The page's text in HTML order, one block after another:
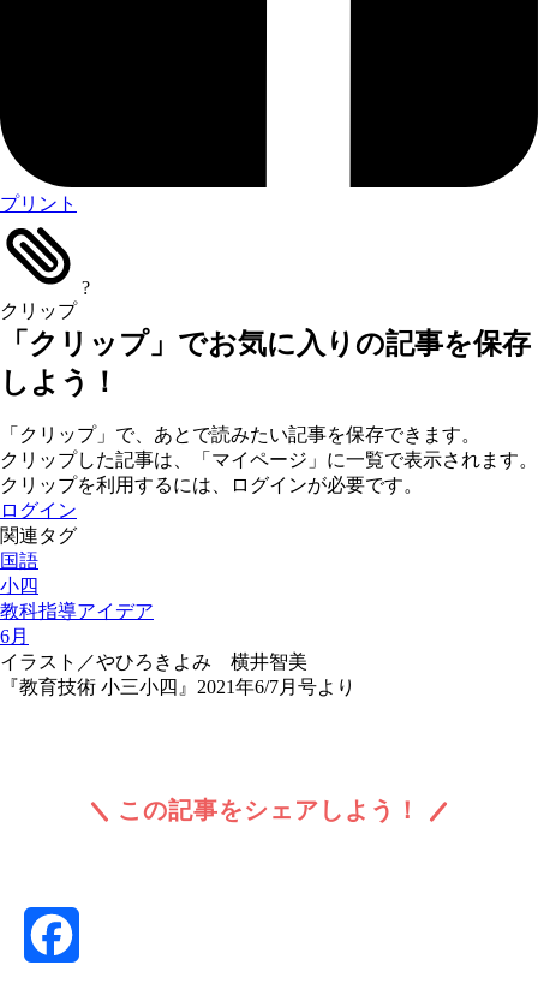
プリント
クリップ
?
「クリップ」でお気に入りの記事を保存
しよう！
「クリップ」で、あとで読みたい記事を保存できます。
クリップした記事は、「マイページ」に一覧で表示されます。
クリップを利用するには、ログインが必要です。
ログイン
関連タグ
国語
小四
教科指導アイデア
6月
イラスト／やひろきよみ 横井智美
『教育技術 小三小四』2021年6/7月号より
この記事をシェアしよう！